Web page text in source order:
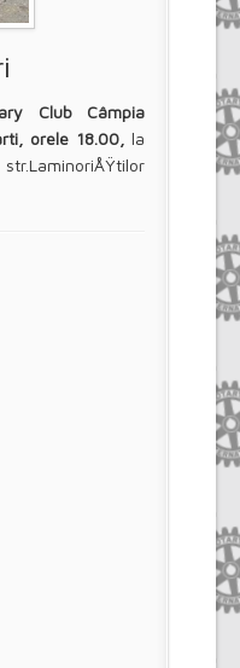
Club Câmpia
orele 18.00, la